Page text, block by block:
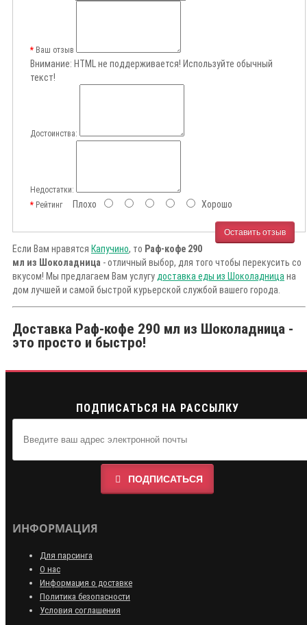
Ваш отзыв
Внимание: HTML не поддерживается! Используйте обычный
текст!
Достоинства:
Недостатки:
РейтингПлохо Хорошо
Оставить отзыв
Если Вам нравятся Капучино, то Раф-кофе 290
мл из Шоколадница - отличный выбор, для того чтобы перекусить со
вкусом! Мы предлагаем Вам услугу доставка еды из Шоколадница на
дом лучшей и самой быстрой курьерской службой вашего города.
Доставка Раф-кофе 290 мл из Шоколадница -
это просто и быстро!
ПОДПИСАТЬСЯ НА РАССЫЛКУ
ПОДПИСАТЬСЯ
ИНФОРМАЦИЯ
Для парсинга
О нас
Информация о доставке
Политика безопасности
Условия соглашения